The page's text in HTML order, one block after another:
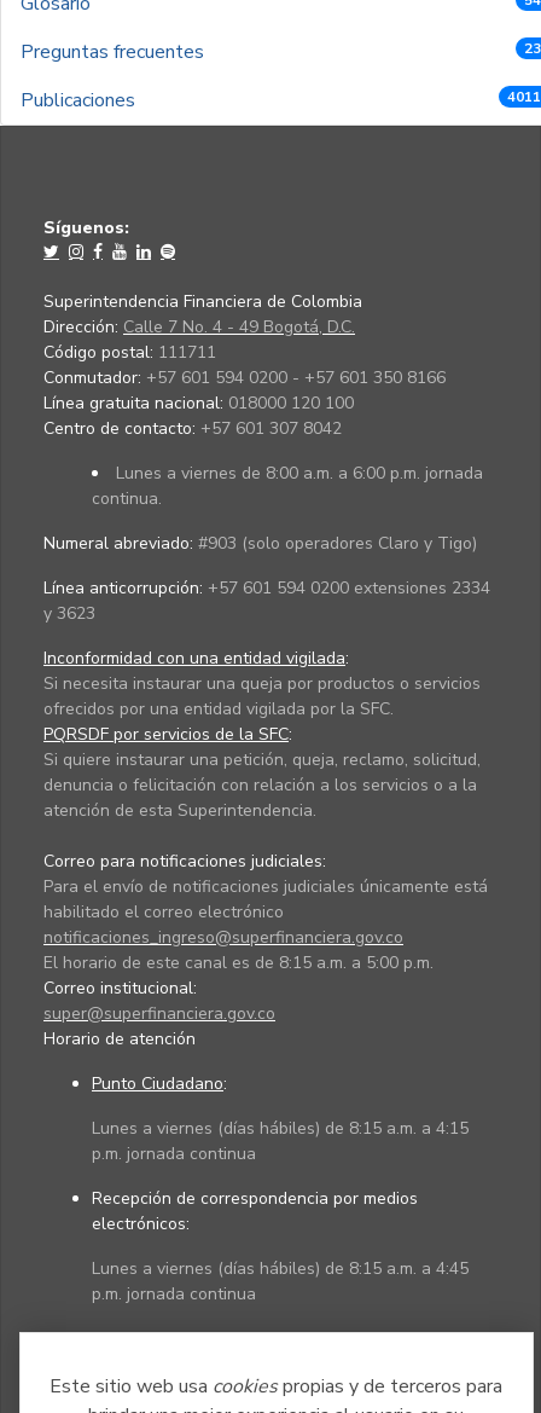
Este sitio web usa cookiespropias y de terceros para
Preguntas frecuentes
Publicaciones
Síguenos:
Superintendencia Financiera de Colombia
Dirección: Calle 7 No. 4 - 49 Bogotá, D.C.
Código postal: 111711
Conmutador: +57 601 594 0200 - +57 601 350 8166
Línea gratuita nacional: 018000 120 100
Centro de contacto: +57 601 307 8042
Lunes a viernes de 8:00 a.m. a 6:00 p.m. jornada
continua.
Numeral abreviado: #903 (solo operadores Claro y Tigo)
Línea anticorrupción: +57 601 594 0200 extensiones 2334
y 3623
Inconformidad con una entidad vigilada:
Si necesita instaurar una queja por productos o servicios
ofrecidos por una entidad vigilada por la SFC.
PQRSDF por servicios de la SFC:
Si quiere instaurar una petición, queja, reclamo, solicitud,
denuncia o felicitación con relación a los servicios o a la
atención de esta Superintendencia.
Correo para notificaciones judiciales:
Para el envío de notificaciones judiciales únicamente está
habilitado el correo electrónico
notificaciones_ingreso@superfinanciera.gov.co
El horario de este canal es de 8:15 a.m. a 5:00 p.m.
Correo institucional:
super@superfinanciera.gov.co
Horario de atención
Punto Ciudadano:
Lunes a viernes (días hábiles) de 8:15 a.m. a 4:15
p.m. jornada continua
Recepción de correspondencia por medios
electrónicos:
Lunes a viernes (días hábiles) de 8:15 a.m. a 4:45
p.m. jornada continua